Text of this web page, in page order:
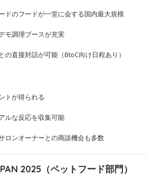
ドのフードが一堂に会する国内最大規模
モ調理ブースが充実
の直接対話が可能（BtoC向け日程あり）
トが得られる
ルな反応を収集可能
ロンオーナーとの商談機会も多数
2025（ペットフード部門）